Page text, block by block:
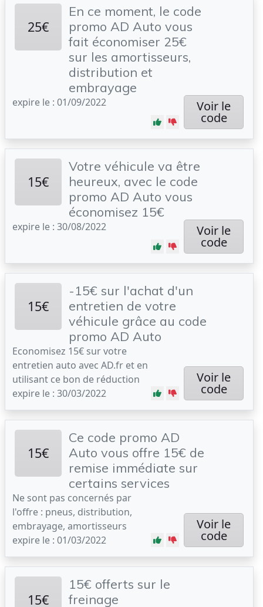
25€
En ce moment, le code
promo AD Auto vous
fait économiser 25€
sur les amortisseurs,
distribution et
embrayage
expire le : 01/09/2022 Voir le
code
15€
Votre véhicule va être
heureux, avec le code
promo AD Auto vous
économisez 15€
expire le : 30/08/2022 Voir le
code
15€
-15€ sur l'achat d'un
entretien de votre
véhicule grâce au code
promo AD Auto
Economisez 15€ sur votre
entretien auto avec AD.fr et en
utilisant ce bon de réduction
expire le : 30/03/2022
Voir le
code
15€
Ce code promo AD
Auto vous offre 15€ de
remise immédiate sur
certains services
Ne sont pas concernés par
l'offre : pneus, distribution,
embrayage, amortisseurs
expire le : 01/03/2022
Voir le
code
15€
15€ offerts sur le
freinage